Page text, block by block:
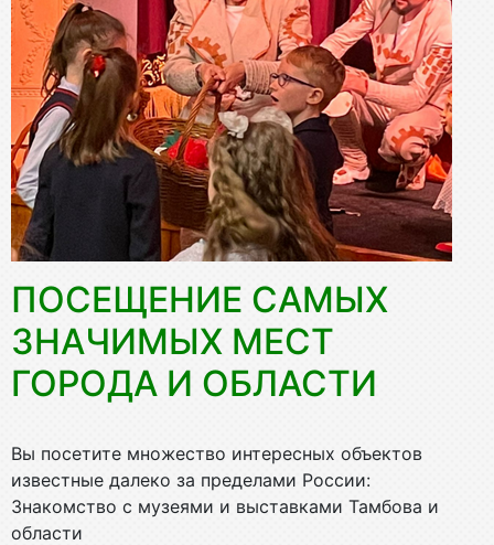
ПОСЕЩЕНИЕ САМЫХ
ЗНАЧИМЫХ МЕСТ
ГОРОДА И ОБЛАСТИ
Вы посетите множество интересных объектов
известные далеко за пределами России:
Знакомство с музеями и выставками Тамбова и
области